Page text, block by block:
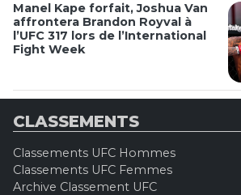
Manel Kape forfait, Joshua Van
affrontera Brandon Royval à
l’UFC 317 lors de l’International
Fight Week
CLASSEMENTS
Classements UFC Hommes
Classements UFC Femmes
Archive Classement UFC